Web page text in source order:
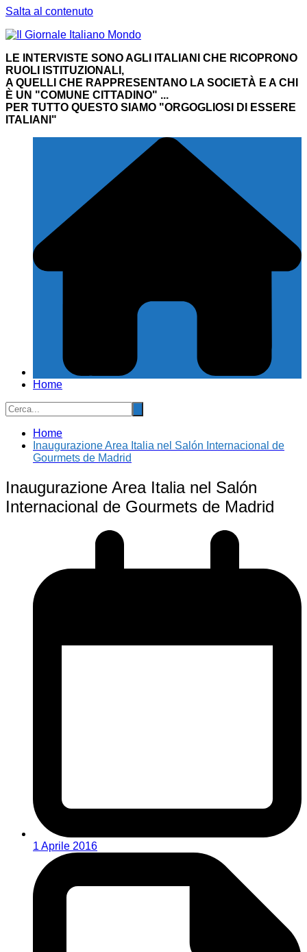
Salta al contenuto
LE INTERVISTE SONO AGLI ITALIANI CHE RICOPRONO
RUOLI ISTITUZIONALI,
A QUELLI CHE RAPPRESENTANO LA SOCIETÀ E A CHI
È UN "COMUNE CITTADINO" ...
PER TUTTO QUESTO SIAMO "ORGOGLIOSI DI ESSERE
ITALIANI"
Home
Home
Inaugurazione Area Italia nel Salón Internacional de
Gourmets de Madrid
Inaugurazione Area Italia nel Salón
Internacional de Gourmets de Madrid
1 Aprile 2016